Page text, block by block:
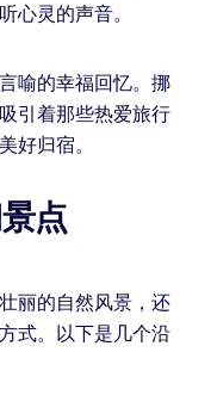
心灵的声音。
喻的幸福回忆。挪
引着那些热爱旅行
好归宿。
点
丽的自然风景，还
式。以下是几个沿